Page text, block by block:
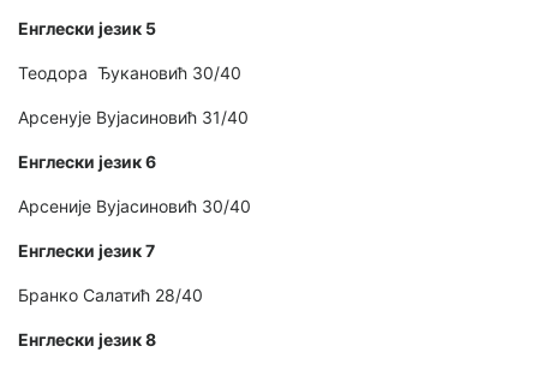
Енглески језик 5
Теодора Ђукановић 30/40
Арсенује Вујасиновић 31/40
Енглески језик 6
Арсеније Вујасиновић 30/40
Енглески језик 7
Бранко Салатић 28/40
Енглески језик 8